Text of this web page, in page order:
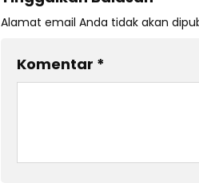
Alamat email Anda tidak akan
Komentar *